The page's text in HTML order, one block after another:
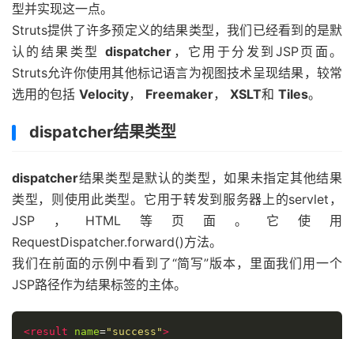
型并实现这一点。
Struts提供了许多预定义的结果类型，我们已经看到的是默
认的结果类型dispatcher ，它用于分发到JSP页面。
Struts允许你使用其他标记语言为视图技术呈现结果，较常
选用的包括 Velocity， Freemaker， XSLT和 Tiles。
dispatcher结果类型
dispatcher结果类型是默认的类型，如果未指定其他结果
类型，则使用此类型。它用于转发到服务器上的servlet，
JSP，HTML等页面。它使用
RequestDispatcher.forward()方法。
我们在前面的示例中看到了“简写”版本，里面我们用一个
JSP路径作为结果标签的主体。
<result name="success">